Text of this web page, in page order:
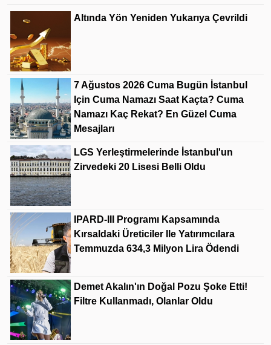
Altında Yön Yeniden Yukarıya Çevrildi
7 Ağustos 2026 Cuma Bugün İstanbul
Için Cuma Namazı Saat Kaçta? Cuma
Namazı Kaç Rekat? En Güzel Cuma
Mesajları
LGS Yerleştirmelerinde İstanbul'un
Zirvedeki 20 Lisesi Belli Oldu
IPARD-III Programı Kapsamında
Kırsaldaki Üreticiler Ile Yatırımcılara
Temmuzda 634,3 Milyon Lira Ödendi
Demet Akalın'ın Doğal Pozu Şoke Etti!
Filtre Kullanmadı, Olanlar Oldu